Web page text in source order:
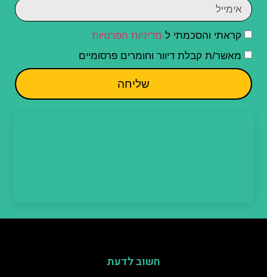
קראתי והסכמתי ל מדיניות הפרטיות
מאשר/ת קבלת דיוור וחומרים פרסומיים
שליחה
חשוב לדעת